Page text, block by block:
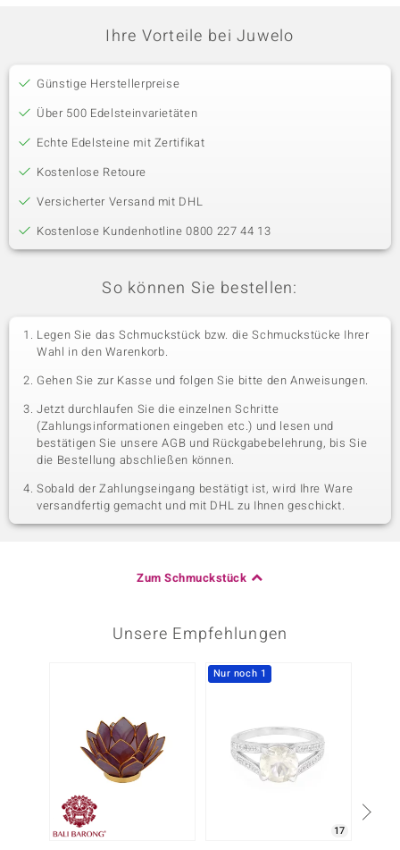
Ihre Vorteile bei Juwelo
Günstige Herstellerpreise
Über 500 Edelsteinvarietäten
Echte Edelsteine mit Zertifikat
Kostenlose Retoure
Versicherter Versand mit DHL
Kostenlose Kundenhotline 0800 227 44 13
So können Sie bestellen:
Legen Sie das Schmuckstück bzw. die Schmuckstücke Ihrer
Wahl in den Warenkorb.
Gehen Sie zur Kasse und folgen Sie bitte den Anweisungen.
Jetzt durchlaufen Sie die einzelnen Schritte
(Zahlungsinformationen eingeben etc.) und lesen und
bestätigen Sie unsere AGB und Rückgabebelehrung, bis Sie
die Bestellung abschließen können.
Sobald der Zahlungseingang bestätigt ist, wird Ihre Ware
versandfertig gemacht und mit DHL zu Ihnen geschickt.
Zum Schmuckstück
Unsere Empfehlungen
Nur noch 1
17